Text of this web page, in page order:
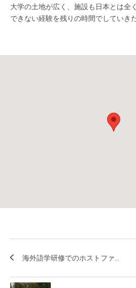
大学の土地が広く、施設も日本とは全
できない経験を残りの時間でしていき
海外語学研修でのホストファ...